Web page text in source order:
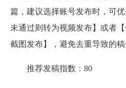
篇，建议选择账号发布时，可
未通过则转为视频发布】或者
截图发布】，避免去重导致的稿
推荐发稿指数：80